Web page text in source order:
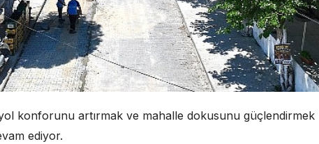
konforunu artırmak ve mahalle dokusunu güçlendirmek
ediyor.